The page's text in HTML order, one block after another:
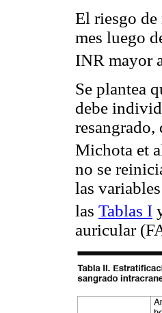
El riesgo de
mes luego
INR mayor
Se plantea
debe
Michota et
no se
las
las Tablas I
auricular